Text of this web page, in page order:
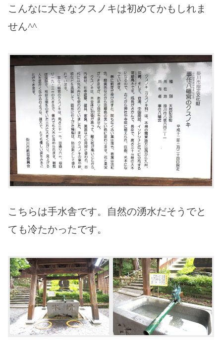
こんなに大きなクスノキは初めてかもしれま
せん^^
こちらは手水舎です。自然の湧水だそうでと
ても冷たかったです。